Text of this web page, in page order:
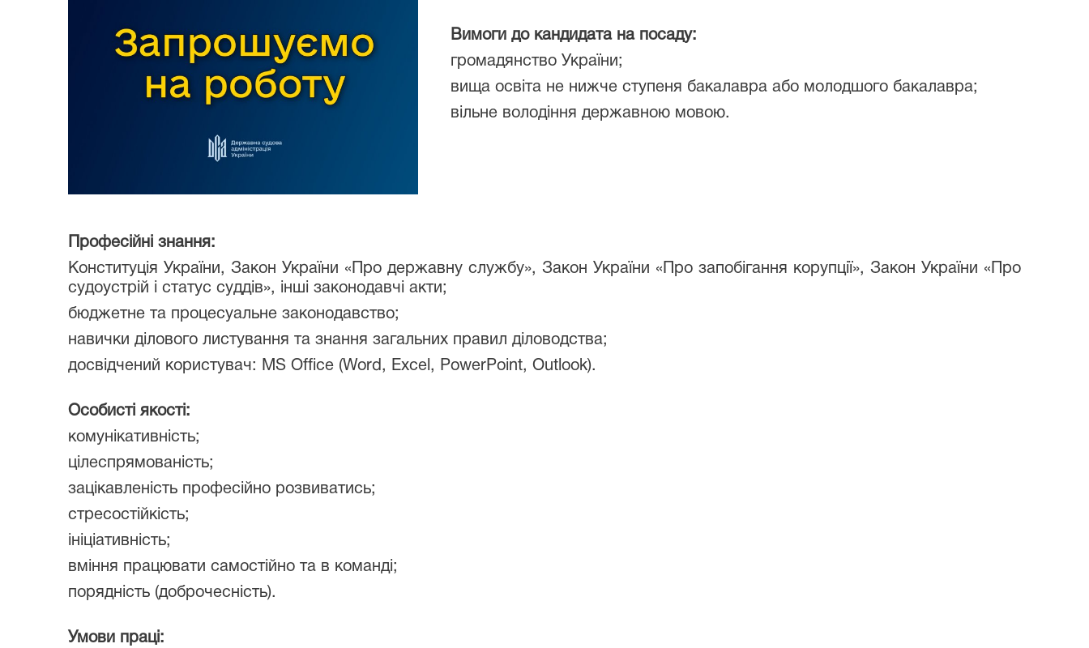
Вимоги до кандидата на посаду:
громадянство України;
вища освіта не нижче ступеня бакалавра або молодшого бакалавра;
вільне володіння державною мовою.
Професійні знання:
Конституція України, Закон України «Про державну службу», Закон України «Про запобігання корупції», Закон України «Про
судоустрій і статус суддів», інші законодавчі акти;
бюджетне та процесуальне законодавство;
навички ділового листування та знання загальних правил діловодства;
досвідчений користувач: MS Office (Word, Excel, PowerPoint, Outlook).
Особисті якості:
комунікативність;
цілеспрямованість;
зацікавленість професійно розвиватись;
стресостійкість;
ініціативність;
вміння працювати самостійно та в команді;
порядність (доброчесність).
Умови праці: